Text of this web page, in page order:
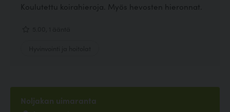
Koulutettu koirahieroja. Myös hevosten hieronnat.
Noljakan uimaranta